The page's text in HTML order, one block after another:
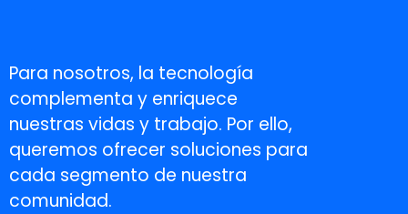
Para nosotros, la tecnología
complementa y enriquece
nuestras vidas y trabajo. Por ello,
queremos ofrecer soluciones para
cada segmento de nuestra
comunidad.